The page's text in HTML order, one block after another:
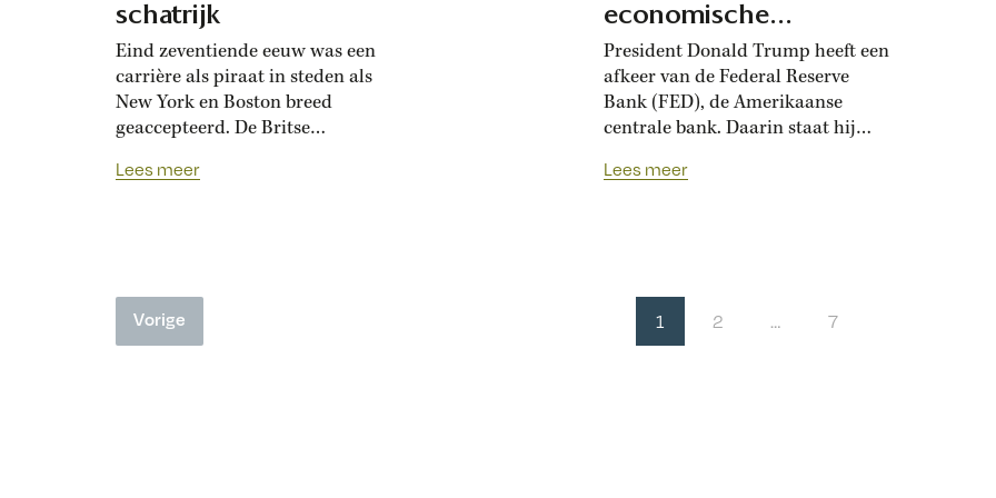
schatrijk
Eind zeventiende eeuw was een
carrière als piraat in steden als
New York en Boston breed
geaccepteerd. De Britse
eigen handelsbelangen in het
verscheen in de ruw geplaveide
straten van New York, dat toen
Lees meer
economische
rampspoed
President Donald Trump heeft een
afkeer van de Federal Reserve
Bank (FED), de Amerikaanse
centrale bank. Daarin staat hij
Andrew Jackson hief de bank in
bankiers. Het verklaart waarom…
Lees meer
Vorige 1 2 … 7